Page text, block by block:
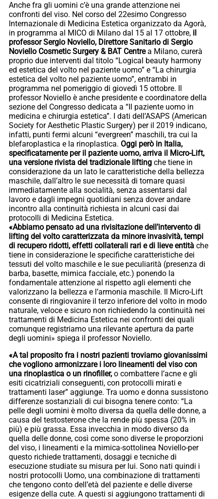
Anche fra gli uomini c’è una grande attenzione nei
confronti del viso. Nel corso del 22esimo Congresso
Internazionale di Medicina Estetica organizzato da Agorà,
in programma al MICO di Milano dal 15 al 17 ottobre, il
professor Sergio Noviello, Direttore Sanitario di Sergio
Noviello Cosmetic Surgery & BAT Centrea Milano, curerà
proprio due interventi dal titolo “Logical beauty harmony
ed estetica del volto nel paziente uomo” e “La chirurgia
estetica del volto nel paziente uomo”, entrambi in
programma nel pomeriggio di giovedì 15 ottobre. Il
professor Noviello è anche presidente e coordinatore della
sezione del Congresso dedicata a “Il paziente uomo in
medicina e chirurgia estetica”. I dati dell’ASAPS (American
Society for Aesthetic Plastic Surgery) per il 2019 indicano,
infatti, punti fermi alcuni “evergreen” maschili, tra cui la
blefaroplastica e la rinoplastica. Oggi però in Italia,
specificatamente per il paziente uomo, arriva il Micro-Lift,
una versione rivista del tradizionale lifting che tiene in
considerazione da un lato le caratteristiche della bellezza
maschile, dall’altro le sue necessità di tornare quasi
immediatamente alla socialità, senza assentarsi dal
lavoro e dagli impegni quotidiani senza dover andare
incontro alla continuità richiesta in alcuni casi dai
protocolli di Medicina Estetica.
«Abbiamo pensato ad una rivisitazione dell’intervento di
lifting del volto caratterizzata da minore invasività, tempi
di recupero ridotti, effetti collaterali rari e di lieve entità che
tiene in considerazione le specifiche caratteristiche dei
tessuti del volto maschile e le sue peculiarità (presenza di
barba, basette, mimica facciale, etc.) ponendo la
fondamentale attenzione al rispetto agli elementi che
valorizzano la bellezza e l’armonia maschile. Il Micro-Lift
consente di ringiovanire il terzo inferiore del volto in modo
naturale, veloce e sicuro non richiedendo la continuità nei
trattamenti di Medicina Estetica nei confronti dei quali
comunque registriamo una rilevante apertura da parte
degli uomini» spiega il professor Noviello.
«A tal proposito fra i nostri pazienti troviamo giovanissimi
che vogliono armonizzare i loro lineamenti del viso con
una rinoplastica o un rinofiller, o combattere l’acne e gli
esiti cicatriziali conseguenti, con protocolli mirati e
trattamenti laser” aggiunge. Tra uomo e donna sussistono
differenze sostanziali di cui bisogna tenere conto: “La
pelle degli uomini è molto diversa da quella delle donne, a
causa del testosterone che la rende più spessa (20% in
più) e più grassa. Essa invecchia in modo diverso da
quella delle donne, così come sono diverse le proporzioni
del viso, i lineamenti e la mimica-sottolinea Noviello-per
questo richiede trattamenti, dosaggi e tecniche di
esecuzione studiate su misura per lui. Sono nati quindi i
nostri protocolli Uomo, una combinazione di trattamenti
che tengono conto dell’età del paziente e delle diverse
esigenze della cute. A questi si aggiungono trattamenti di